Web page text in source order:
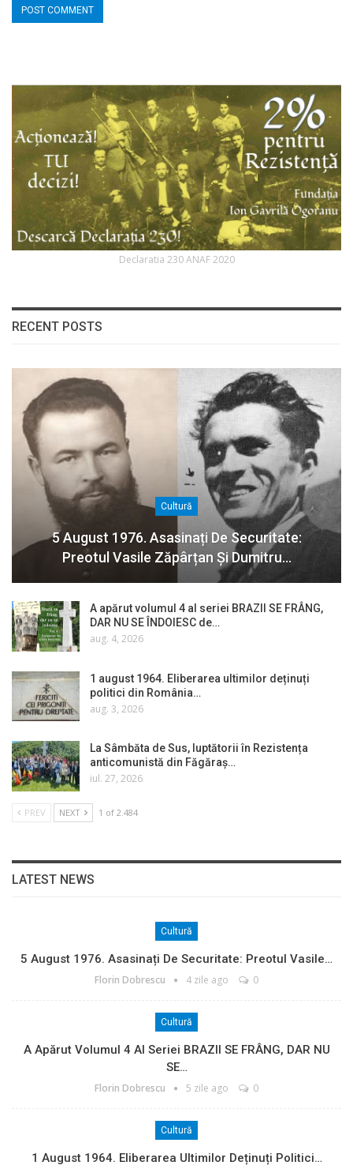
Declaratia 230 ANAF 2020
RECENT POSTS
Cultură
5 August 1976. Asasinați De Securitate:
Preotul Vasile Zăpârțan Și Dumitru…
A apărut volumul 4 al seriei BRAZII SE FRÂNG,
DAR NU SE ÎNDOIESC de…
aug. 4, 2026
1 august 1964. Eliberarea ultimilor deținuți
politici din România…
aug. 3, 2026
La Sâmbăta de Sus, luptătorii în Rezistența
anticomunistă din Făgăraș…
iul. 27, 2026
PREV NEXT 1 of 2.484
LATEST NEWS
Cultură
5 August 1976. Asasinați De Securitate: Preotul Vasile…
Florin Dobrescu 4 zile ago 0
Cultură
A Apărut Volumul 4 Al Seriei BRAZII SE FRÂNG, DAR NU
SE…
Florin Dobrescu 5 zile ago 0
Cultură
1 August 1964. Eliberarea Ultimilor Deținuți Politici…